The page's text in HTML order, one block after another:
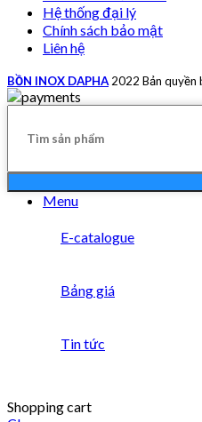
Hệ thống đại lý
Chính sách bảo mật
Liên hệ
BỒN INOX DAPHA 2022 Bản quyền
Menu
E-catalogue
Bảng giá
Tin tức
Shopping cart